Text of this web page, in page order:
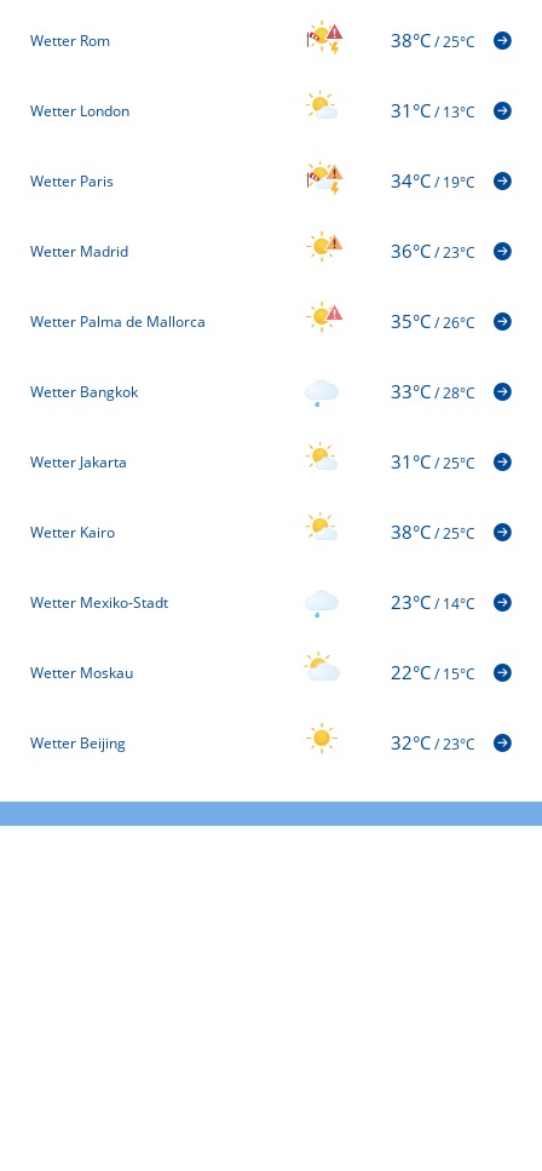
Wetter Rom 38°C/25°C
Wetter London 31°C/13°C
Wetter Paris 34°C/19°C
Wetter Madrid 36°C/23°C
Wetter Palma de Mallorca 35°C/26°C
Wetter Bangkok 33°C/28°C
Wetter Jakarta 31°C/25°C
Wetter Kairo 38°C/25°C
Wetter Mexiko-Stadt 23°C/14°C
Wetter Moskau 22°C/15°C
Wetter Beijing 32°C/23°C